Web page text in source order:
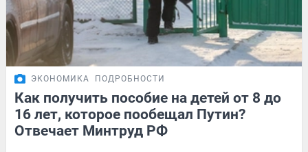
ЭКОНОМИКА ПОДРОБНОСТИ
Как получить пособие на детей от 8 до
16 лет, которое пообещал Путин?
Отвечает Минтруд РФ